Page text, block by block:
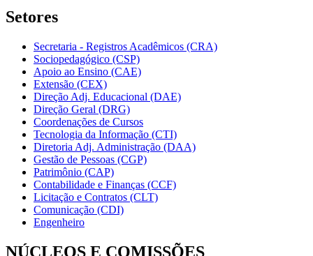
Setores
Secretaria - Registros Acadêmicos (CRA)
Sociopedagógico (CSP)
Apoio ao Ensino (CAE)
Extensão (CEX)
Direção Adj. Educacional (DAE)
Direção Geral (DRG)
Coordenações de Cursos
Tecnologia da Informação (CTI)
Diretoria Adj. Administração (DAA)
Gestão de Pessoas (CGP)
Patrimônio (CAP)
Contabilidade e Finanças (CCF)
Licitação e Contratos (CLT)
Comunicação (CDI)
Engenheiro
NÚCLEOS E COMISSÕES